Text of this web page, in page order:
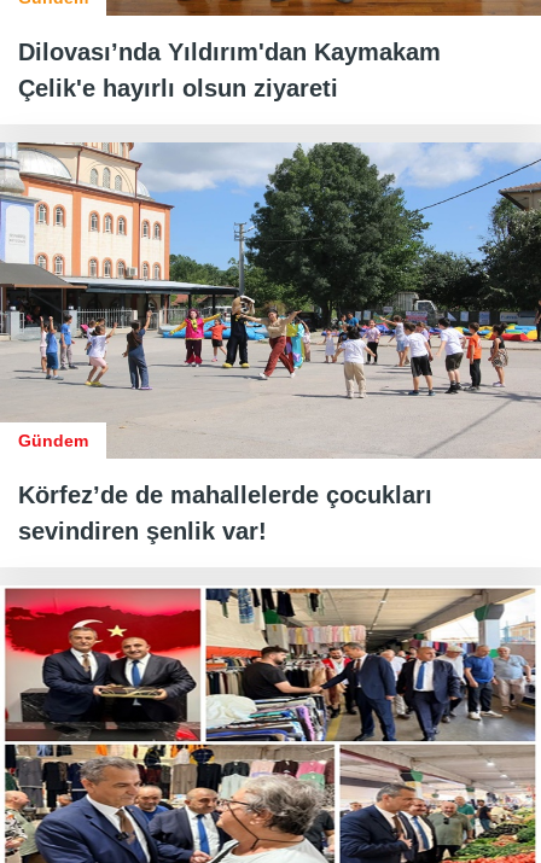
Dilovası’nda Yıldırım'dan Kaymakam
Çelik'e hayırlı olsun ziyareti
Gündem
Körfez’de de mahallelerde çocukları
sevindiren şenlik var!